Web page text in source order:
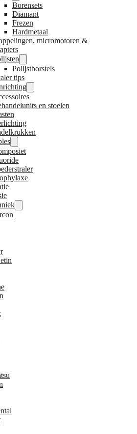
Borensets
Diamant
Frezen
Hardmetaal
micromotoren &
Polijstborstels
tips
en stoelen